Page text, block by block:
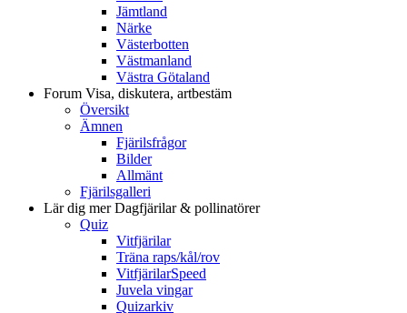
Jämtland
Närke
Västerbotten
Västmanland
Västra Götaland
Forum Visa, diskutera, artbestäm
Översikt
Ämnen
Fjärilsfrågor
Bilder
Allmänt
Fjärilsgalleri
Lär dig merDagfjärilar & pollinatörer
Quiz
Vitfjärilar
Träna raps/kål/rov
VitfjärilarSpeed
Juvela vingar
Quizarkiv